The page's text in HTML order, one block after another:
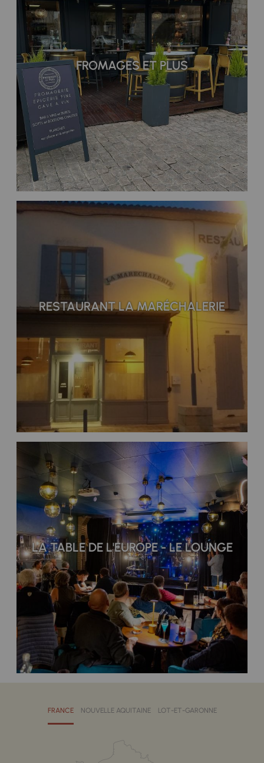
FROMAGES ET PLUS
RESTAURANT LA MARÉCHALERIE
LA TABLE DE L'EUROPE - LE LOUNGE
FRANCE NOUVELLE AQUITAINE LOT-ET-GARONNE